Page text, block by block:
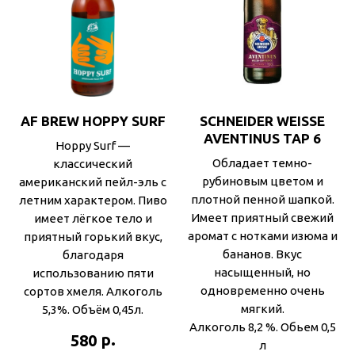
AF BREW HOPPY SURF
Hoppy Surf —
классический
американский пейл-эль с
летним характером. Пиво
имеет лёгкое тело и
приятный горький вкус,
благодаря
использованию пяти
сортов хмеля. Алкоголь
5,3%. Объём 0,45л.
580 р.
SCHNEIDER WEISSE
AVENTINUS TAP 6
Обладает темно-
рубиновым цветом и
плотной пенной шапкой.
Имеет приятный свежий
аромат с нотками изюма и
бананов. Вкус
насыщенный, но
одновременно очень
мягкий.
Алкоголь 8,2 %. Обьем 0,5
л